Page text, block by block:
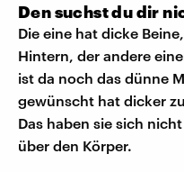
Den suchst du dir
Die eine hat dicke
Hintern, der andere
ist da noch das dünne
gewünscht hat dicker
Das haben sie sich
über den Körper.